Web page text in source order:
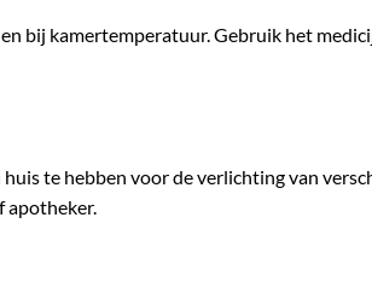
bij kamertemperatuur. Gebruik het
te hebben voor de verlichting van
apotheker.